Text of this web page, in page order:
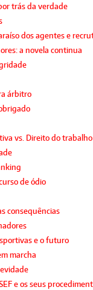
trás da verdade
dos agentes e
a novela continua
árbitro
vs. Direito do trabalho
de ódio
consequências
e o futuro
marcha
e os seus